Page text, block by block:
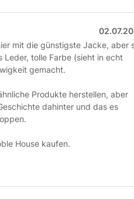
mit die günstigste Jacke, aber
tolle Farbe (sieht in echt
gemacht.
Produkte herstellen, aber
dahinter und das es
House kaufen.